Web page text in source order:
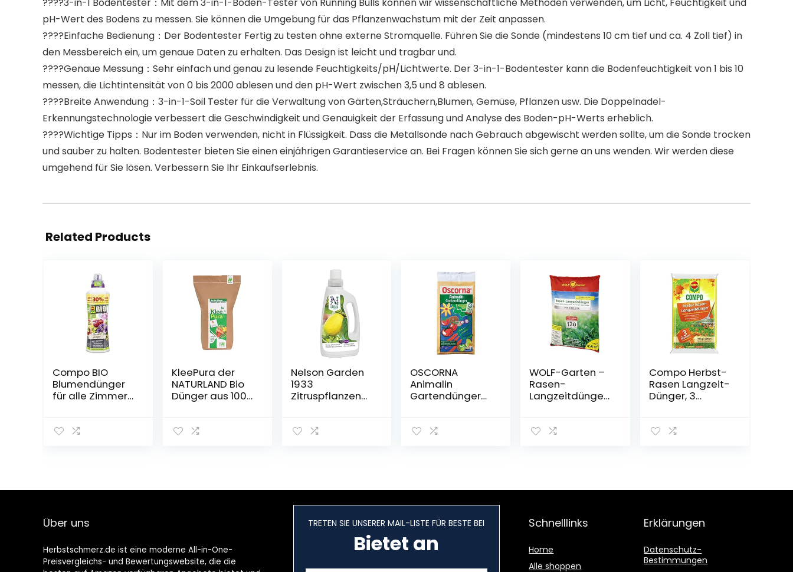
pH-Wert des Bodens zu messen. Sie können die Umgebung für das Pflanzenwachstum mit der Zeit anpassen.
????Einfache Bedienung：Der Bodentester Fertig zu testen ohne externe Stromquelle. Führen Sie die Sonde (mindestens 10 cm tief und ca. 4 Zoll tief) in
den Messbereich ein, um genaue Daten zu erhalten. Das Design ist leicht und tragbar und.
????Genaue Messung：Sehr einfach und genau zu lesende Feuchtigkeits/pH/Lichtwerte. Der 3-in-1-Bodentester kann die Bodenfeuchtigkeit von 1 bis 10
messen, die Lichtintensität von 0 bis 2000 ablesen und den pH-Wert zwischen 3,5 und 8 ablesen.
????Breite Anwendung：3-in-1-Soil Tester für die Verwaltung von Gärten,Sträuchern,Blumen, Gemüse, Pflanzen usw. Die Doppelnadel-
Erkennungstechnologie verbessert die Geschwindigkeit und Genauigkeit der Erfassung und Analyse des Boden-pH-Werts erheblich.
????Wichtige Tipps：Nur im Boden verwenden, nicht in Flüssigkeit. Dass die Metallsonde nach Gebrauch abgewischt werden sollte, um die Sonde trocken
und sauber zu halten. Bodentester bieten Sie einen einjährigen Garantieservice an. Bei Fragen können Sie sich gerne an uns wenden. Wir werden diese
umgehend für Sie lösen. Verbessern Sie Ihr Einkaufserlebnis.
Related Products
Compo BIO
Blumendünger
für alle Zimmer-,
en, Natürlicher
KleePura der
NATURLAND Bio
Dünger aus 100%
(vegan) Bio
Gemüse,
Nelson Garden
1933
Zitruspflanzen
speziell für
Food, 750ml)
OSCORNA
Animalin
Gartendünger
WOLF-Garten –
Rasen-
Langzeitdünger
3830045
Compo Herbst-
Rasen Langzeit-
Dünger, 3
Granulatform, 10
Über uns
Herbstschmerz.de ist eine moderne All-in-One-
Preisvergleichs- und Bewertungswebsite, die die
TRETEN SIE UNSERER MAIL-LISTE FÜR BESTE BEI
Bietet an
Schnelllinks
Home
Alle shoppen
Erklärungen
Datenschutz-
Bestimmungen